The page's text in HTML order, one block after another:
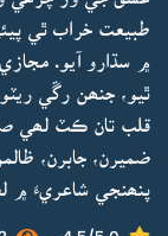
طبيعت خراب ٿي
۾ سڌارو آيو.
ٿيو، جنھن رڱي
قلب تان ڪٽ لھي
ضميرن، جابرن،
پنھنجي شاعريءَ ۾
4.5/5.0